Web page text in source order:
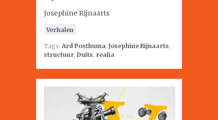
Josephine Rijnaarts
Verhalen
Tags: Ard Posthuma, Josephine Rijnaarts,
structuur, Duits, realia